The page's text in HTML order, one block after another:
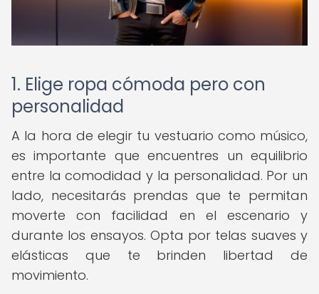
1. Elige ropa cómoda pero con
personalidad
A la hora de elegir tu vestuario como músico,
es importante que encuentres un equilibrio
entre la comodidad y la personalidad. Por un
lado, necesitarás prendas que te permitan
moverte con facilidad en el escenario y
durante los ensayos. Opta por telas suaves y
elásticas que te brinden libertad de
movimiento.